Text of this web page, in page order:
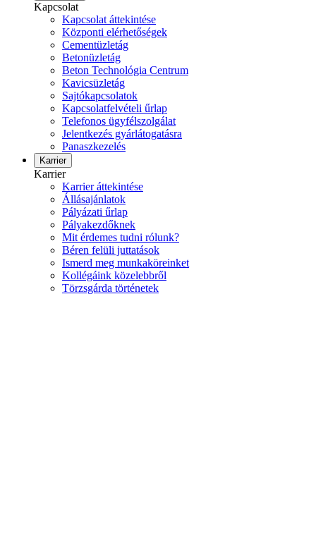
Kapcsolat
Kapcsolat áttekintése
Központi elérhetőségek
Cementüzletág
Betonüzletág
Beton Technológia Centrum
Kavicsüzletág
Sajtókapcsolatok
Kapcsolatfelvételi űrlap
Telefonos ügyfélszolgálat
Jelentkezés gyárlátogatásra
Panaszkezelés
Karrier
Karrier
Karrier áttekintése
Állásajánlatok
Pályázati űrlap
Pályakezdőknek
Mit érdemes tudni rólunk?
Béren felüli juttatások
Ismerd meg munkaköreinket
Kollégáink közelebbről
Törzsgárda történetek